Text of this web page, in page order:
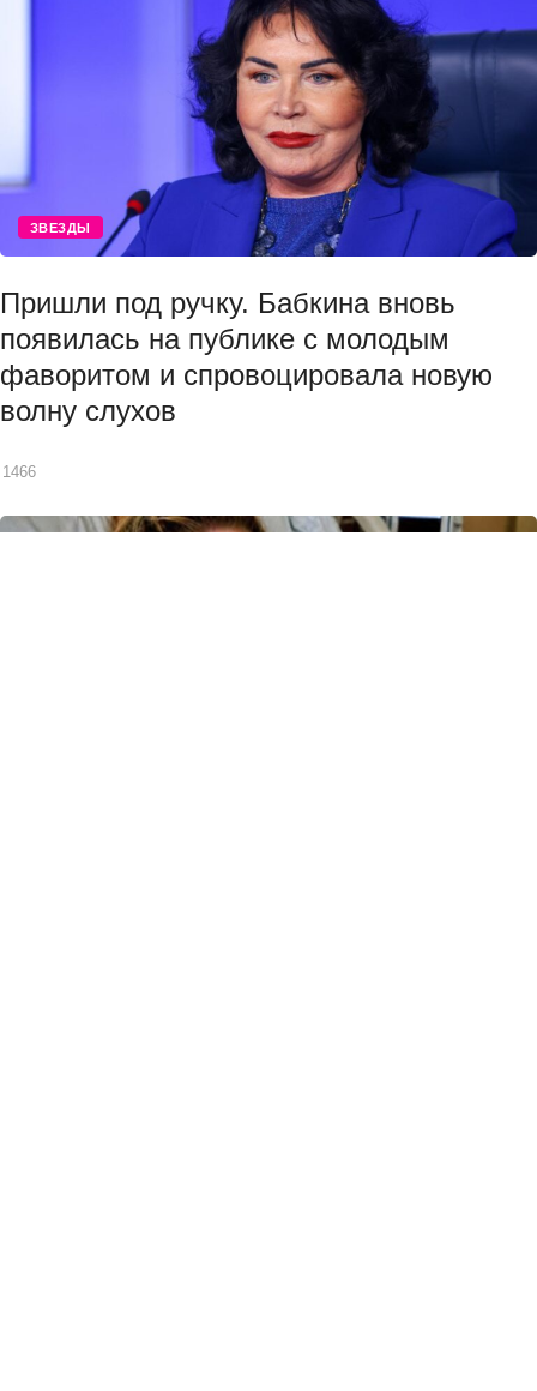
ЗВЕЗДЫ
Пришли под ручку. Бабкина вновь
появилась на публике с молодым
фаворитом и спровоцировала новую
волну слухов
1466